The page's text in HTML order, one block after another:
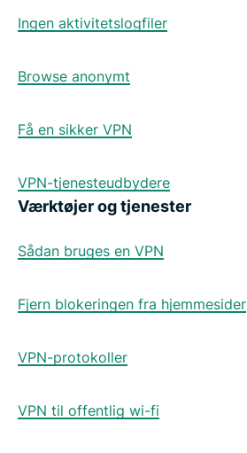
Ingen aktivitetslogfiler
Browse anonymt
Få en sikker VPN
VPN-tjenesteudbydere
Værktøjer og tjenester
Sådan bruges en VPN
Fjern blokeringen fra hjemmesider
VPN-protokoller
VPN til offentlig wi-fi